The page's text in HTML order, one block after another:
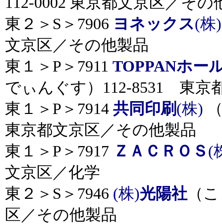
東２＞S＞7906 ヨネックス(株)
文京区／その他製品
東１＞P＞7911 TOPPANホー
でぃんぐす）112-8531 東京
東１＞P＞7914 共同印刷 (株)
東京都文京区／その他製品
東１＞P＞7917 ＺＡＣＲＯＳ (
文京区／化学
東２＞S＞7946 (株)光陽社（
区／その他製品